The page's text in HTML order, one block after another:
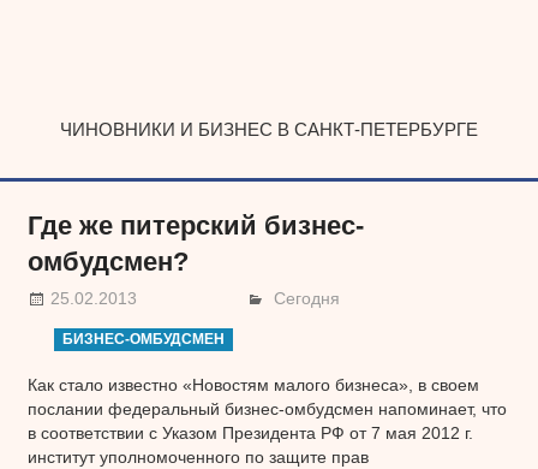
ЧИНОВНИКИ И БИЗНЕС В САНКТ-ПЕТЕРБУРГЕ
Где же питерский бизнес-
омбудсмен?
25.02.2013 Сегодня
БИЗНЕС-ОМБУДСМЕН
Как стало известно «Новостям малого бизнеса», в своем
послании федеральный бизнес-омбудсмен напоминает, что
в соответствии с Указом Президента РФ от 7 мая 2012 г.
институт уполномоченного по защите прав